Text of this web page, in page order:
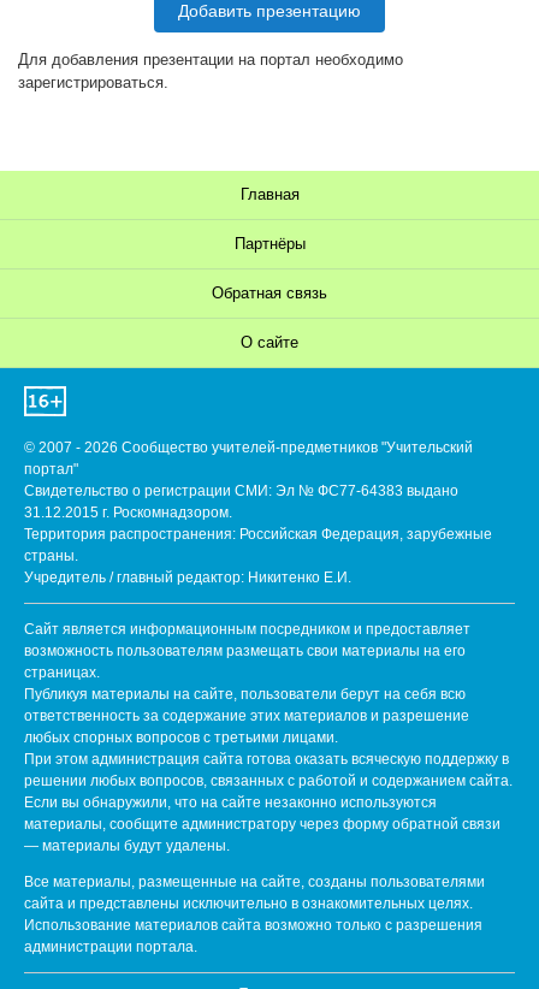
Добавить презентацию
Для добавления презентации на портал необходимо
зарегистрироваться.
Главная
Партнёры
Обратная связь
О сайте
© 2007 - 2026 Сообщество учителей-предметников "Учительский
портал"
Свидетельство о регистрации СМИ: Эл № ФС77-64383 выдано
31.12.2015 г. Роскомнадзором.
Территория распространения: Российская Федерация, зарубежные
страны.
Учредитель / главный редактор: Никитенко Е.И.
Сайт является информационным посредником и предоставляет
возможность пользователям размещать свои материалы на его
страницах.
Публикуя материалы на сайте, пользователи берут на себя всю
ответственность за содержание этих материалов и разрешение
любых спорных вопросов с третьими лицами.
При этом администрация сайта готова оказать всяческую поддержку в
решении любых вопросов, связанных с работой и содержанием сайта.
Если вы обнаружили, что на сайте незаконно используются
материалы, сообщите администратору через форму обратной связи
— материалы будут удалены.
Все материалы, размещенные на сайте, созданы пользователями
сайта и представлены исключительно в ознакомительных целях.
Использование материалов сайта возможно только с разрешения
администрации портала.